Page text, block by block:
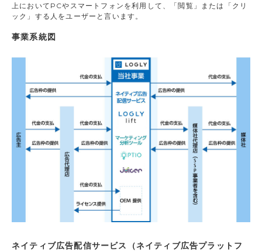
上においてPCやスマートフォンを利用して、「閲覧」または「クリ
ック」する人をユーザーと言います。
事業系統図
ネイティブ広告配信サービス（ネイティブ広告プラットフ